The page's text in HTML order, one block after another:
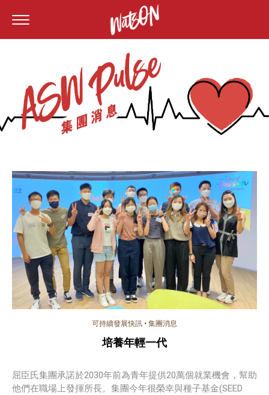
可持續發展快訊 • 集團消息
培養年輕一代
屈臣氏集團承諾於2030年前為青年提供20萬個就業機會，幫助
他們在職場上發揮所長。集團今年很榮幸與種子基金(SEED